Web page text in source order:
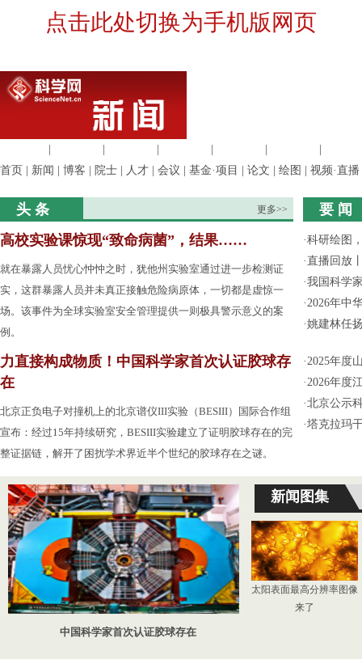
点击此处切换为手机版网页
首页
新闻 博客 院士 人才 会议 基金·项目 论文 绘图 视频·直播
头 条 更多>>
高校实验课惊现“致命病菌”，结果……
就在暴露人员忧心忡忡之时，犹他州实验室通过进一步检测证
实，这群暴露人员并未真正接触危险病原体，一切都是虚惊一
场。该事件为全球实验室安全管理提供一则极具警示意义的案
例。
力直接构成物质！中国科学家首次认证胶球存
在
北京正负电子对撞机上的北京谱仪III实验（BESIII）国际合作组
宣布：经过15年持续研究，BESIII实验建立了证明胶球存在的完
整证据链，解开了困扰学术界近半个世纪的胶球存在之谜。
要 闻
·科研绘图
·直播回放
·我国科学
·2026年中
·姚建林任
·2025年度
·2026年度
·北京公示
·塔克拉玛
中国科学家首次认证胶球存在
新闻图集
太阳表面最高分辨率图像
来了